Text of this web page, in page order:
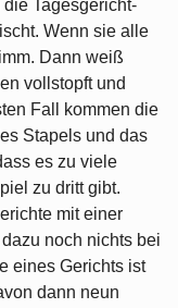
Tagesgericht-
Wenn sie alle
Dann weiß
vollstopft und
Fall kommen die
Stapels und das
es zu viele
zu dritt gibt.
mit einer
noch nichts bei
eines Gerichts ist
dann neun